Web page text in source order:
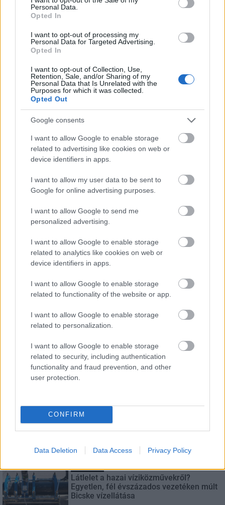
Personal Data.
Opted In
I want to opt-out of processing my
Personal Data for Targeted Advertising.
Opted In
I want to opt-out of Collection, Use,
Retention, Sale, and/or Sharing of my
Personal Data that Is Unrelated with the
Purposes for which it was collected.
Opted Out
Google consents
I want to allow Google to enable storage
related to advertising like cookies on web or
device identifiers in apps.
I want to allow my user data to be sent to
Google for online advertising purposes.
I want to allow Google to send me
personalized advertising.
I want to allow Google to enable storage
related to analytics like cookies on web or
device identifiers in apps.
I want to allow Google to enable storage
related to functionality of the website or app.
I want to allow Google to enable storage
related to personalization.
I want to allow Google to enable storage
related to security, including authentication
functionality and fraud prevention, and other
user protection.
CONFIRM
Data Deletion Data Access Privacy Policy
Helyi hírek
Ezzel a beruházással a Székesfehérvár-Balaton vasúti
szakasz is szintet lép
HÍRLEVÉL
adatvédelmi
szabályzatot!
LEGFRISSEBB
Helyi hírek
Amire többmillióan vártunk: szombattól
másodfokúra csökken a riasztás
Látlelet a hazai víziközművekről?
Egyetlen, fél évszázados vezetéken múlt
Bicske vízellátása